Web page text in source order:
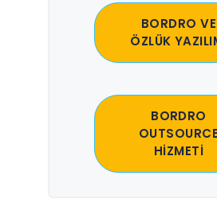
BORDRO VE
ÖZLÜK
BORDRO
OUTSOURCE
HİZMETİ